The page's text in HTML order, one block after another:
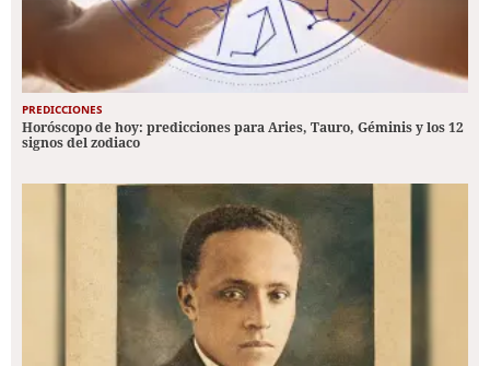
PREDICCIONES
Horóscopo de hoy: predicciones para Aries, Tauro, Géminis y los 12
signos del zodiaco